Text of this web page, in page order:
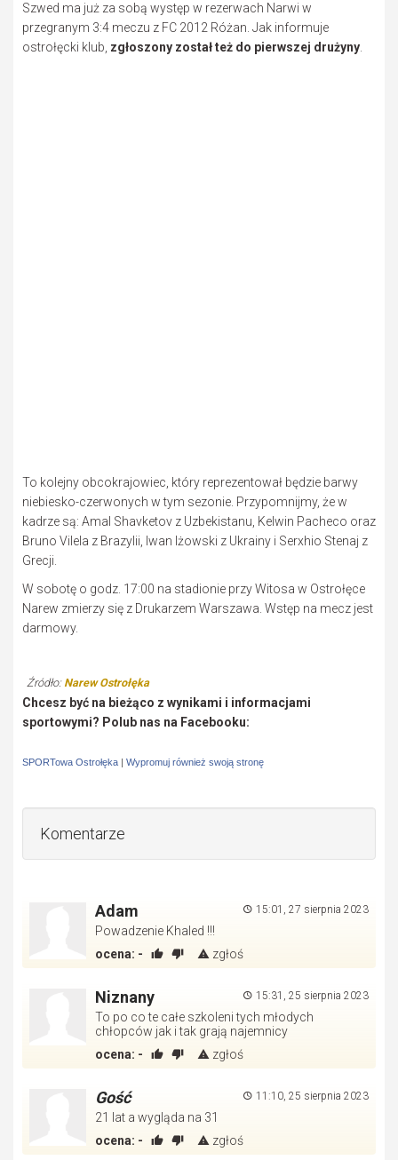
Szwed ma już za sobą występ w rezerwach Narwi w
przegranym 3:4 meczu z FC 2012 Różan. Jak informuje
ostrołęcki klub, zgłoszony został też do pierwszej drużyny
To kolejny obcokrajowiec, który reprezentował będzie barwy
niebiesko-czerwonych w tym sezonie. Przypomnijmy, że w
kadrze są: Amal Shavketov z Uzbekistanu, Kelwin Pacheco oraz
Bruno Vilela z Brazylii, Iwan Iżowski z Ukrainy i Serxhio Stenaj z
Grecji.
W sobotę o godz. 17:00 na stadionie przy Witosa w Ostrołęce
Narew zmierzy się z Drukarzem Warszawa. Wstęp na mecz jest
darmowy.
Źródło: Narew Ostrołęka
Chcesz być na bieżąco z wynikami i informacjami
sportowymi? Polub nas na Facebooku:
SPORTowa Ostrołęka | Wypromuj również swoją stronę
Komentarze
15:01, 27 sierpnia 2023
Adam
Powadzenie Khaled !!!
ocena: - zgłoś
15:31, 25 sierpnia 2023
Niznany
To po co te całe szkoleni tych młodych
chłopców jak i tak grają najemnicy
ocena: - zgłoś
11:10, 25 sierpnia 2023
Gość
21 lat a wygląda na 31
ocena: - zgłoś